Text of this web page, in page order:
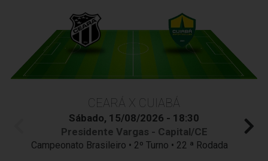
CEARÁ X CUIABÁ
Sábado, 15/08/2026 - 18:30
Presidente Vargas - Capital/CE
Campeonato Brasileiro • 2º Turno • 22 ª Rodada